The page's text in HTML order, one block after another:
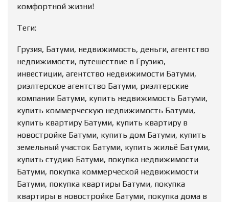
комфортной жизни!
Теги:
Грузия, Батуми, недвижимость, деньги, агентство
недвижимости, путешествие в Грузию,
инвестиции, агентство недвижимости Батуми,
риэлтерское агентство Батуми, риэлтерские
компании Батуми, купить недвижимость Батуми,
купить коммерческую недвижимость Батуми,
купить квартиру Батуми, купить квартиру в
новостройке Батуми, купить дом Батуми, купить
земельный участок Батуми, купить жильё Батуми,
купить студию Батуми, покупка недвижимости
Батуми, покупка коммерческой недвижимости
Батуми, покупка квартиры Батуми, покупка
квартиры в новостройке Батуми, покупка дома в